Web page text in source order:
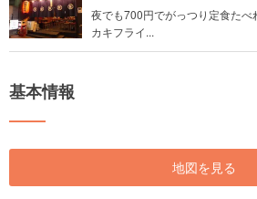
夜でも700円でがっつり定食たべ
カキフライ...
基本情報
地図を見る